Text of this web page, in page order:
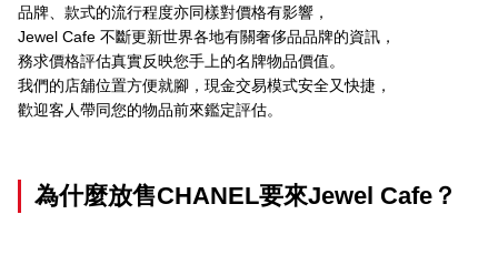
品牌、款式的流行程度亦同樣對價格有影響，
Jewel Cafe 不斷更新世界各地有關奢侈品品牌的資訊，
務求價格評估真實反映您手上的名牌物品價值。
我們的店舖位置方便就腳，現金交易模式安全又快捷，
歡迎客人帶同您的物品前來鑑定評估。
為什麼放售CHANEL要來Jewel Cafe？